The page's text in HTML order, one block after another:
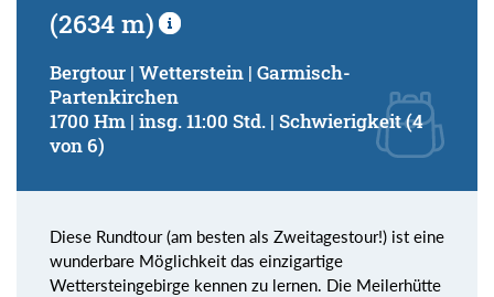
(2634 m)
Bergtour | Wetterstein | Garmisch-
Partenkirchen
1700 Hm | insg. 11:00 Std. | Schwierigkeit (4
von 6)
Diese Rundtour (am besten als Zweitagestour!) ist eine
wunderbare Möglichkeit das einzigartige
Wettersteingebirge kennen zu lernen. Die Meilerhütte